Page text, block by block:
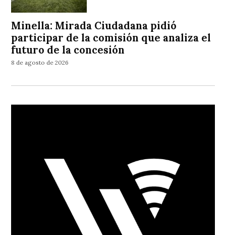
Minella: Mirada Ciudadana pidió
participar de la comisión que analiza el
futuro de la concesión
8 de agosto de 2026